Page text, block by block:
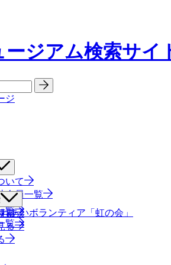
ージアム検索サイ
ジ
いて
会員一覧
覧
覧
索
る
あいボランティア「虹の会」